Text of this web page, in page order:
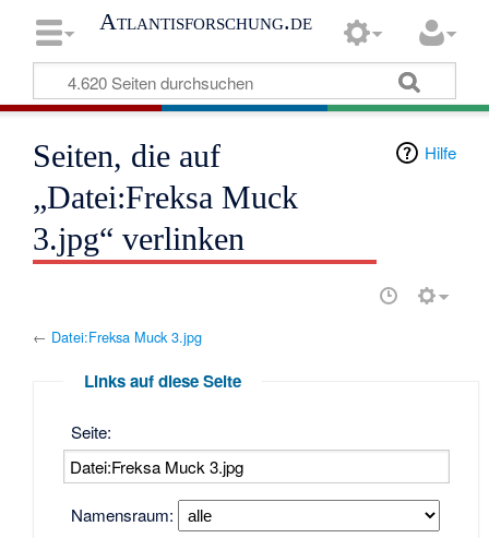
Atlantisforschung.de
Hilfe
Seiten, die auf
„Datei:Freksa Muck
3.jpg“ verlinken
← Datei:Freksa Muck 3.jpg
Links auf diese Seite
Seite:
Namensraum: